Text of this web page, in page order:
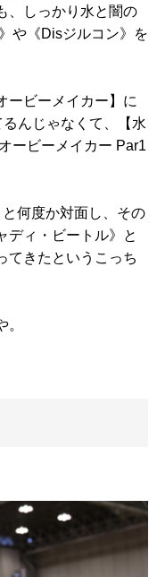
、しっかり水と闇の
や 《Disジルコン》
を
ービーメイカー】に
るんじゃなくて、【水
ービーメイカー Par1
何度か対面し、その
ディ・ビートル》
と
てきたというこっち